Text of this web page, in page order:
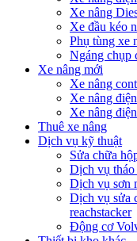
Xe nâng
Xe đầu kéo
Phụ tùng xe
Ngáng chụp
Xe nâng mới
Xe nâng
Xe nâng
Xe nâng
Thuê xe nâng
Dịch vụ kỹ thuật
Sửa chữa
Dịch vụ tháo
Dịch vụ sơn
Dịch vụ sửa
reachstacker
Động cơ